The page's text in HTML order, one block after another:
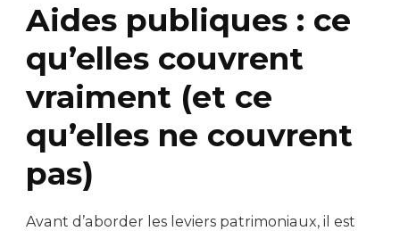
Aides publiques : ce
qu’elles couvrent
vraiment (et ce
qu’elles ne couvrent
pas)
Avant d’aborder les leviers patrimoniaux, il est